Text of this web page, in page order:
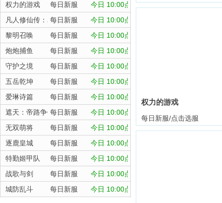
权力的游戏
每日新服
今日 10:00点
凡人修仙传：星海飞驰
每日新服
今日 10:00点
黎明召唤
每日新服
今日 10:00点
炮炮捕鱼
每日新服
今日 10:00点
守护之境
每日新服
今日 10:00点
五岳乾坤
每日新服
今日 10:00点
爱琳诗篇
每日新服
今日 10:00点
遮天：帝路争锋每日新服
今日 10:00点
无双萌将
每日新服
今日 10:00点
逐鹿皇城
每日新服
今日 10:00点
特勤姬甲队
每日新服
今日 10:00点
战歌与剑
每日新服
今日 10:00点
城防乱斗
每日新服
今日 10:00点
权力的游戏
每日新服/点击选服